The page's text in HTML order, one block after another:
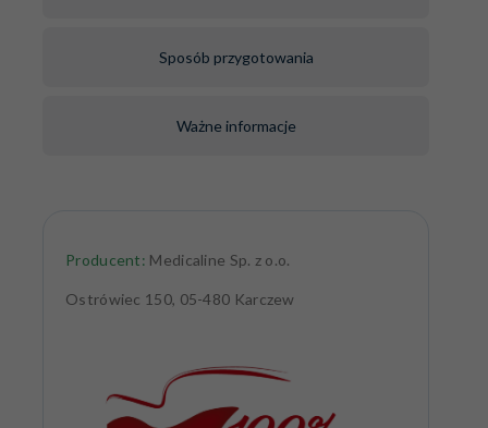
Sposób przygotowania
Ważne informacje
Producent: Medicaline Sp. z o.o.
Ostrówiec 150, 05-480 Karczew